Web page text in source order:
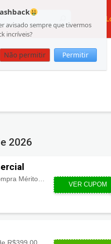
avisado sempre que tivermos
incríveis?
Não permitir Permitir
2026
VER CUPOM